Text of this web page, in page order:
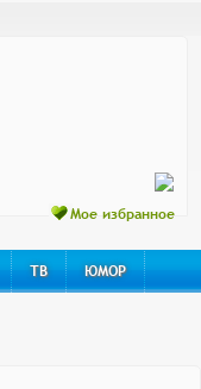
Мое избранное
ТВ
ЮМОР